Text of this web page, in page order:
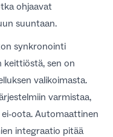
ohjaavat
suuntaan.
synkronointi
keittiöstä, sen on
valikoimasta.
varmistaa,
oota. Automaattinen
integraatio pitää